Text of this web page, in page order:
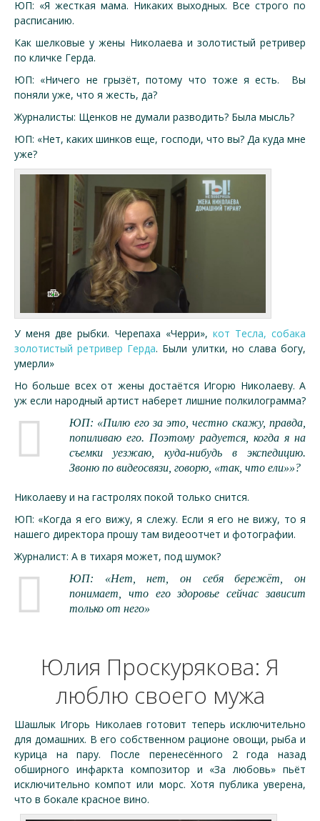
ЮП: «Я жесткая мама. Никаких выходных. Все строго по
расписанию.
Как шелковые у жены Николаева и золотистый ретривер
по кличке Герда.
ЮП: «Ничего не грызёт, потому что тоже я есть. Вы
поняли уже, что я жесть, да?
Журналисты: Щенков не думали разводить? Была мысль?
ЮП: «Нет, каких шинков еще, господи, что вы? Да куда мне
уже?
У меня две рыбки. Черепаха «Черри», кот Тесла, собака
золотистый ретривер Герда. Были улитки, но слава богу,
умерли»
Но больше всех от жены достаётся Игорю Николаеву. А
уж если народный артист наберет лишние полкилограмма?
ЮП: «Пилю его за это, честно скажу, правда,
попиливаю его. Поэтому радуется, когда я на
съемки уезжаю, куда-нибудь в экспедицию.
Звоню по видеосвязи, говорю, «так, что ели»»?
Николаеву и на гастролях покой только снится.
ЮП: «Когда я его вижу, я слежу. Если я его не вижу, то я
нашего директора прошу там видеоотчет и фотографии.
Журналист: А в тихаря может, под шумок?
ЮП: «Нет, нет, он себя бережёт, он
понимает, что его здоровье сейчас зависит
только от него»
Юлия Проскурякова: Я
люблю своего мужа
Шашлык Игорь Николаев готовит теперь исключительно
для домашних. В его собственном рационе овощи, рыба и
курица на пару. После перенесённого 2 года назад
обширного инфаркта композитор и «За любовь» пьёт
исключительно компот или морс. Хотя публика уверена,
что в бокале красное вино.